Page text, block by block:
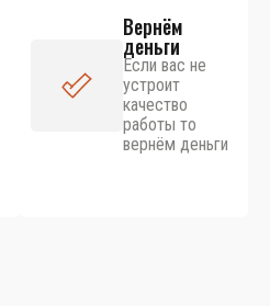
Вернём
деньги
Если вас не
устроит
качество
работы то
вернём деньги